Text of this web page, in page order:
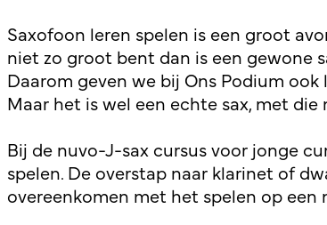
Saxofoon leren spelen is een groot
niet zo groot bent dan is een gewone
Daarom geven we bij Ons Podium
Maar het is wel een echte sax, met
Bij de nuvo-J-sax cursus voor jonge
spelen. De overstap naar klarinet of
overeenkomen met het spelen op een